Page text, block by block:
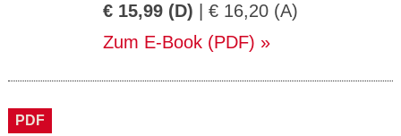
€ 15,99 (D) | € 16,20 (A)
Zum E-Book (PDF)
PDF